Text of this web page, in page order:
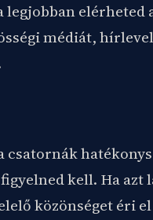
elérheted
médiát,
kell. Ha azt
közönséget éri